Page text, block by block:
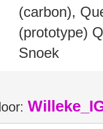
(carbon),
(prototype)
Snoek